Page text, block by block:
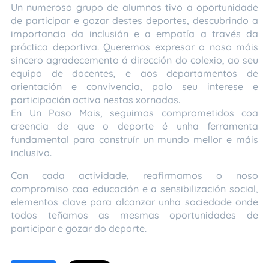
Un numeroso grupo de alumnos tivo a oportunidade
de participar e gozar destes deportes, descubrindo a
importancia da inclusión e a empatía a través da
práctica deportiva. Queremos expresar o noso máis
sincero agradecemento á dirección do colexio, ao seu
equipo de docentes, e aos departamentos de
orientación e convivencia, polo seu interese e
participación activa nestas xornadas.
En Un Paso Mais, seguimos comprometidos coa
creencia de que o deporte é unha ferramenta
fundamental para construír un mundo mellor e máis
inclusivo.
Con cada actividade, reafirmamos o noso
compromiso coa educación e a sensibilización social,
elementos clave para alcanzar unha sociedade onde
todos teñamos as mesmas oportunidades de
participar e gozar do deporte.